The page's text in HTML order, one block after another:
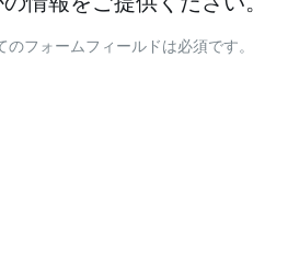
のフォームフィールドは必須です。